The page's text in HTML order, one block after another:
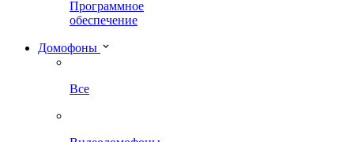
Программное
обеспечение
Домофоны
Все